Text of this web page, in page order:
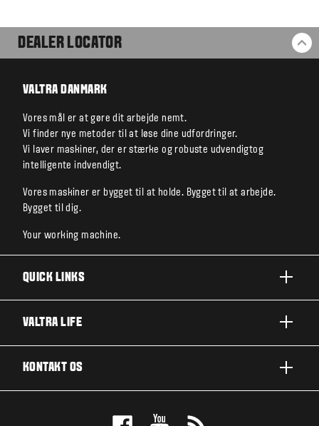
DEALER LOCATOR
VALTRA DANMARK
Vores mål er at gøre dit arbejde nemt.
Vi finder nye metoder til at løse dine udfordringer.
Vi laver maskiner, der er stærke og robuste udvendigtog
intelligente indvendigt.
Vores maskiner er bygget til at holde. Bygget til at arbejde.
Bygget til dig.
Your working machine.
QUICK LINKS
TEKNOLOGILØSNINGER
VALTRA LIFE
KONTAKT OS